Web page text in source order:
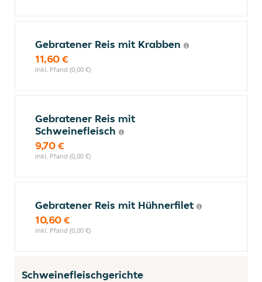
Gebratener Reis mit Krabben
11,60 €
inkl. Pfand (0,00 €)
Gebratener Reis mit
Schweinefleisch
9,70 €
inkl. Pfand (0,00 €)
Gebratener Reis mit Hühnerfilet
10,60 €
inkl. Pfand (0,00 €)
Schweinefleischgerichte